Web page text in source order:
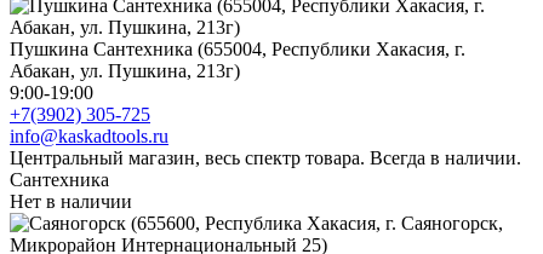
Пушкина Сантехника (655004, Республики Хакасия, г.
Абакан, ул. Пушкина, 213г)
9:00-19:00
+7(3902) 305-725
info@kaskadtools.ru
Центральный магазин, весь спектр товара. Всегда в наличии.
Сантехника
Нет в наличии